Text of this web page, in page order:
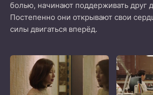
болью, начинают поддерживать друг
Постепенно они открывают свои
силы двигаться вперёд.